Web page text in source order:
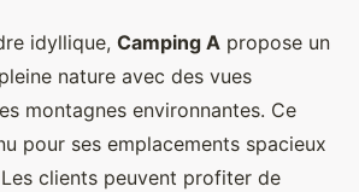
idyllique, Camping A propose un
nature avec des vues
montagnes environnantes. Ce
pour ses emplacements spacieux
clients peuvent profiter de